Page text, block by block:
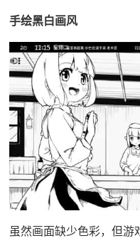
手绘黑白画风
虽然画面缺少色彩，但